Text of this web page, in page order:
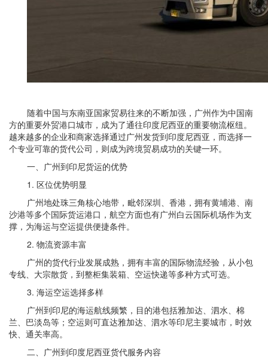
随着中国与东南亚国家贸易往来的不断加强，广州作为中国南
方的重要外贸港口城市，成为了通往印度尼西亚的重要物流枢纽。
越来越多的企业和商家选择通过广州发货到印度尼西亚，而选择一
个专业可靠的货代公司，则成为跨境贸易成功的关键一环。
一、广州到印尼货运的优势
1. 区位优势明显
广州地处珠三角核心地带，毗邻深圳、香港，拥有黄埔港、南
沙港等多个国际货运港口，航空方面也有广州白云国际机场作为支
撑，为海运与空运提供便捷条件。
2. 物流资源丰富
广州的货代行业发展成熟，拥有丰富的国际物流经验，从小包
专线、大宗散货，到整柜集装箱、空运快递等多种方式可选。
3. 海运空运选择多样
广州到印尼的海运航线频繁，目的港包括雅加达、泗水、棉
兰、巴淡岛等；空运则可直达雅加达、泗水等印尼主要城市，时效
快、通关率高。
二、广州到印度尼西亚货代服务内容